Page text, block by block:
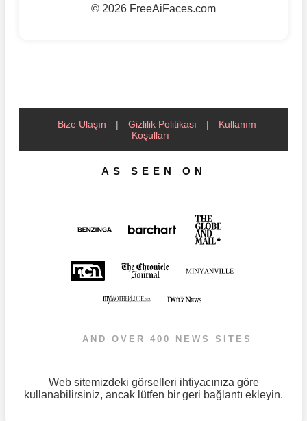
© 2026 FreeAiFaces.com
Bize Ulaşın | Gizlilik Politikası |
Kullanım
Koşulları
AS SEEN ON
AND OVER 400 NEWS SITES
Web sitemizdeki görselleri ihtiyacınıza göre
kullanabilirsiniz, ancak lütfen bir geri bağlantı ekleyin.